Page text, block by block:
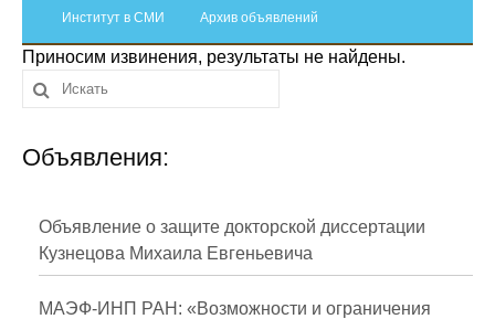
Отчетность
Противодействие коррупции
Материалы для СМИ
Публикации
Научная жизнь
Институт в СМИ Архив объявлений
Приносим извинения, результаты не найдены.
Объявления:
Объявление о защите докторской диссертации
Кузнецова Михаила Евгеньевича
МАЭФ-ИНП РАН: «Возможности и ограничения